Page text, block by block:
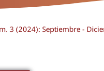
3 (2024): Septiembre -